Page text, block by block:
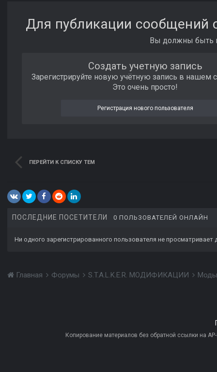
Для публикации сообщений
Вы должны быть
Создать учетную запись
Зарегистрируйте новую учётную запись в нашем
Это очень просто!
Регистрация нового пользователя
ПЕРЕЙТИ К СПИСКУ ТЕМ
ПОСЛЕДНИЕ ПОСЕТИТЕЛИ 0 ПОЛЬЗОВАТЕЛЕЙ ОНЛАЙН
Ни одного зарегистрированного пользователя не просматривает
Главная Форумы S.T.A.L.K.E.R. МОДИФИКАЦИИ
Копирование материалов без обратной ссылки на